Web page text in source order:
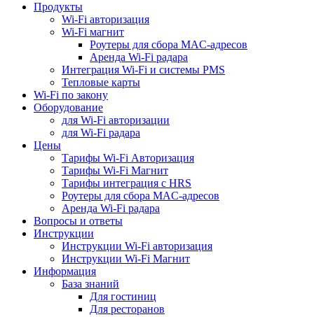
Продукты
Wi-Fi авторизация
Wi-Fi магнит
Роутеры для сбора MAC-адресов
Аренда Wi-Fi радара
Интеграция Wi-Fi и системы PMS
Тепловые карты
Wi-Fi по закону
Оборудование
для Wi-Fi авторизации
для Wi-Fi радара
Цены
Тарифы Wi-Fi Авторизация
Тарифы Wi-Fi Магнит
Тарифы интеграция с HRS
Роутеры для сбора MAC-адресов
Аренда Wi-Fi радара
Вопросы и ответы
Инструкции
Инструкции Wi-Fi авторизация
Инструкции Wi-Fi Магнит
Информация
База знаний
Для гостиниц
Для ресторанов